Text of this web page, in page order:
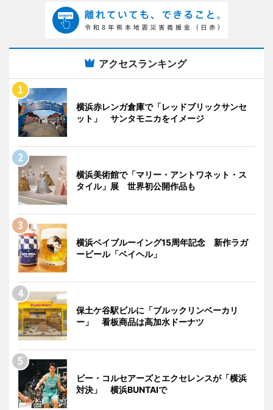
アクセスランキング
横浜赤レンガ倉庫で「レッドブリックサンセ
ット」 サンタモニカをイメージ
横浜美術館で「マリー・アントワネット・ス
タイル」展 世界初公開作品も
横浜ベイブルーイング15周年記念 新作ラガ
ービール「ベイヘル」
保土ケ谷駅ビルに「ブルックリンベーカリ
ー」 看板商品は高加水ドーナツ
ビー・コルセアーズとエクセレンスが「横浜
対決」 横浜BUNTAIで